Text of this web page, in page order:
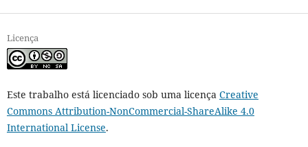
Licença
Este trabalho está licenciado sob uma licença Creative
Commons Attribution-NonCommercial-ShareAlike 4.0
International License.